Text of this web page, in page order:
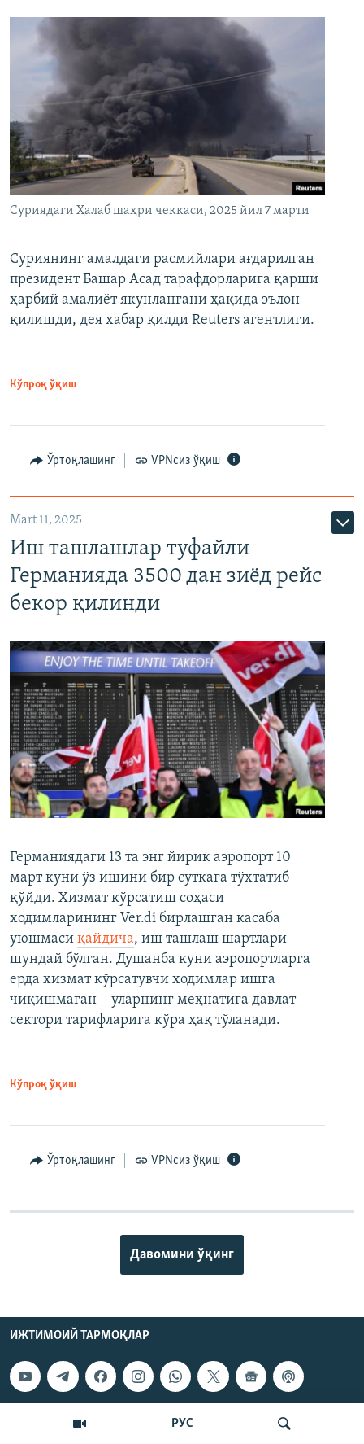
РУС
Суриядаги Ҳалаб шаҳри чеккаси, 2025 йил 7 марти
Суриянинг амалдаги расмийлари ағдарилган
президент Башар Асад тарафдорларига қарши
ҳарбий амалиёт якунлангани ҳақида эълон
қилишди, дея хабар қилди Reuters агентлиги.
Кўпроқ ўқиш
Ўртоқлашинг VPNсиз ўқиш
Mart 11, 2025
Иш ташлашлар туфайли
Германияда 3500 дан зиёд рейс
бекор қилинди
Германиядаги 13 та энг йирик аэропорт 10
март куни ўз ишини бир суткага тўхтатиб
қўйди. Хизмат кўрсатиш соҳаси
ходимларининг Ver.di бирлашган касаба
уюшмаси қайдича, иш ташлаш шартлари
шундай бўлган. Душанба куни аэропортларга
ерда хизмат кўрсатувчи ходимлар ишга
чиқишмаган − уларнинг меҳнатига давлат
сектори тарифларига кўра ҳақ тўланади.
Кўпроқ ўқиш
Ўртоқлашинг VPNсиз ўқиш
Давомини ўқинг
ИЖТИМОИЙ ТАРМОҚЛАР